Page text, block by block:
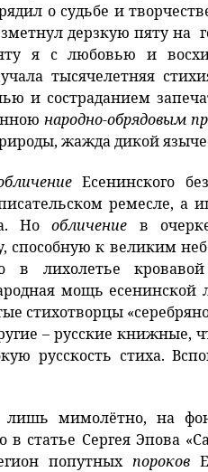
о судьбе и
дерзкую пяту на
я с любовью и
тысячелетняя
и состраданием
народно-обрядовым
жажда дикой
Есенинского
ремесле, а
Нообличение в
к великим
в лихолетье
мощь есенинской
стихотворцы
– русские книжные,
русскость стиха.
мимолётно, на
в статье Сергея Эпова
попутных пороков